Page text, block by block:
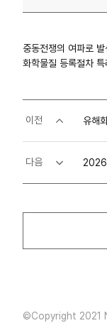
중동전쟁의 여파로
화학물질 등록절차
이전 유해
다음
©Copyright 2021